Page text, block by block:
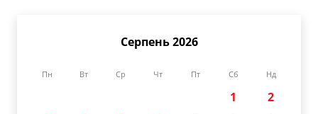
Серпень 2026
Пн Вт Ср Чт Пт Сб Нд
1
2